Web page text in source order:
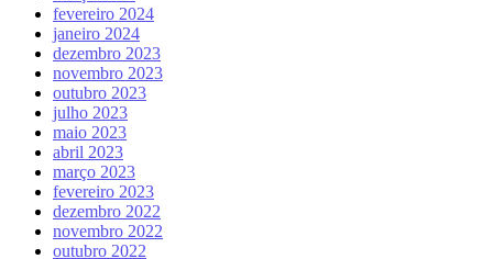
fevereiro 2024
janeiro 2024
dezembro 2023
novembro 2023
outubro 2023
julho 2023
maio 2023
abril 2023
março 2023
fevereiro 2023
dezembro 2022
novembro 2022
outubro 2022